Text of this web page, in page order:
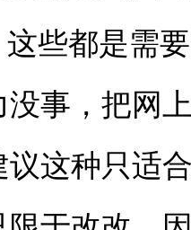
些都是需
事，把网
议这种只适